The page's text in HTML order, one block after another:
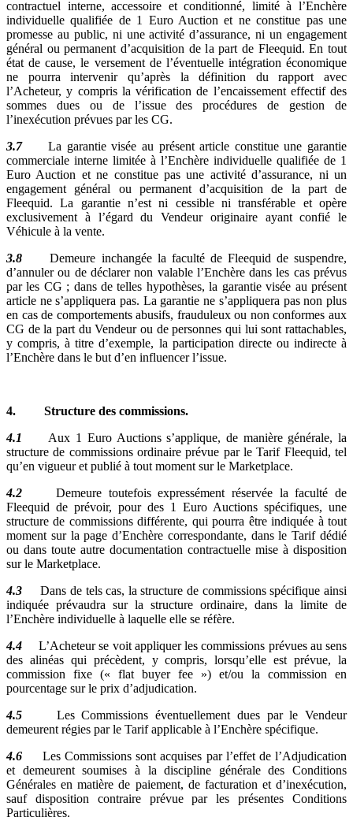
contractuel interne, accessoire et conditionné, limité à l’Enchère
individuelle qualifiée de 1 Euro Auction et ne constitue pas une
promesse au public, ni une activité d’assurance, ni un engagement
général ou permanent d’acquisition de la part de Fleequid. En tout
état de cause, le versement de l’éventuelle intégration économique
ne pourra intervenir qu’après la définition du rapport avec
l’Acheteur, y compris la vérification de l’encaissement effectif des
sommes dues ou de l’issue des procédures de gestion de
l’inexécution prévues par les CG.
3.7
La garantie visée au présent article constitue une garantie
commerciale interne limitée à l’Enchère individuelle qualifiée de 1
Euro Auction et ne constitue pas une activité d’assurance, ni un
engagement général ou permanent d’acquisition de la part de
Fleequid. La garantie n’est ni cessible ni transférable et opère
exclusivement à l’égard du Vendeur originaire ayant confié le
Véhicule à la vente.
3.8
Demeure inchangée la faculté de Fleequid de suspendre,
d’annuler ou de déclarer non valable l’Enchère dans les cas prévus
par les CG ; dans de telles hypothèses, la garantie visée au présent
article ne s’appliquera pas. La garantie ne s’appliquera pas non plus
en cas de comportements abusifs, frauduleux ou non conformes aux
CG de la part du Vendeur ou de personnes qui lui sont rattachables,
y compris, à titre d’exemple, la participation directe ou indirecte à
l’Enchère dans le but d’en influencer l’issue.
4. Structure des commissions.
4.1
Aux 1 Euro Auctions s’applique, de manière générale, la
structure de commissions ordinaire prévue par le Tarif Fleequid, tel
qu’en vigueur et publié à tout moment sur le Marketplace.
4.2
Demeure toutefois expressément réservée la faculté de
Fleequid de prévoir, pour des 1 Euro Auctions spécifiques, une
structure de commissions différente, qui pourra être indiquée à tout
moment sur la page d’Enchère correspondante, dans le Tarif dédié
ou dans toute autre documentation contractuelle mise à disposition
sur le Marketplace.
4.3
Dans de tels cas, la structure de commissions spécifique ainsi
indiquée prévaudra sur la structure ordinaire, dans la limite de
l’Enchère individuelle à laquelle elle se réfère.
4.4
L’Acheteur se voit appliquer les commissions prévues au sens
des alinéas qui précèdent, y compris, lorsqu’elle est prévue, la
commission fixe (« flat buyer fee ») et/ou la commission en
pourcentage sur le prix d’adjudication.
4.5
Les Commissions éventuellement dues par le Vendeur
demeurent régies par le Tarif applicable à l’Enchère spécifique.
4.6
Les Commissions sont acquises par l’effet de l’Adjudication
et demeurent soumises à la discipline générale des Conditions
Générales en matière de paiement, de facturation et d’inexécution,
sauf disposition contraire prévue par les présentes Conditions
Particulières.